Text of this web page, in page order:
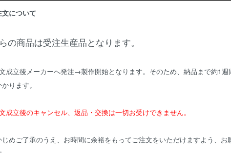
について
の商品は受注生産品となります。
成立後メーカーへ発注→製作開始となります。そのため、納品まで約1週
ります。
成立後のキャンセル、返品・交換は一切お受けできません。
めご了承のうえ、お時間に余裕をもってご注文をいただけますよう、お